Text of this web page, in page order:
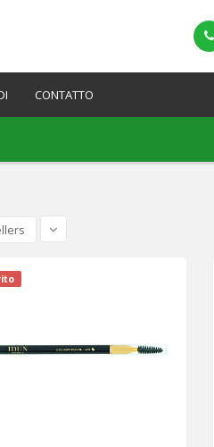
CONTATTO